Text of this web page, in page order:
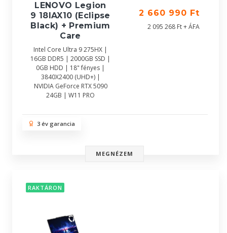
LENOVO Legion
9 18IAX10 (Eclipse
Black) + Premium
Care
Intel Core Ultra 9 275HX |
16GB DDR5 | 2000GB SSD |
0GB HDD | 18" fényes |
3840X2400 (UHD+) |
NVIDIA GeForce RTX 5090
24GB | W11 PRO
2 660 990 Ft
2 095 268 Ft + ÁFA
3 év garancia
MEGNÉZEM
RAKTÁRON